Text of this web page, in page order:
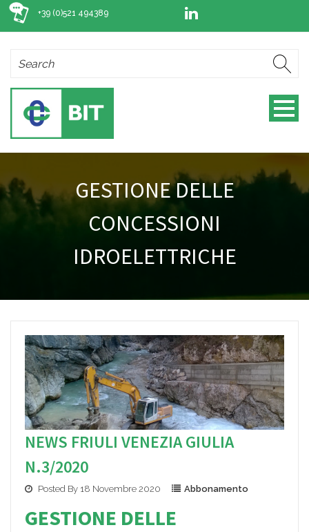
+39 (0)521 494389
GESTIONE DELLE
CONCESSIONI
IDROELETTRICHE
NEWS FRIULI VENEZIA GIULIA
N.3/2020
Posted By 18 Novembre 2020 Abbonamento
GESTIONE DELLE